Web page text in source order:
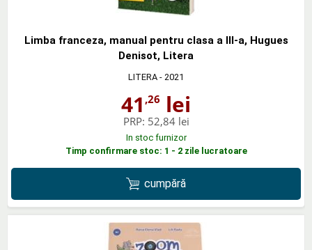
Limba franceza, manual pentru clasa a III-a, Hugues
Denisot, Litera
LITERA - 2021
41 ,26 lei
PRP: 52,84 lei
In stoc furnizor
Timp confirmare stoc: 1 - 2 zile lucratoare
cumpără